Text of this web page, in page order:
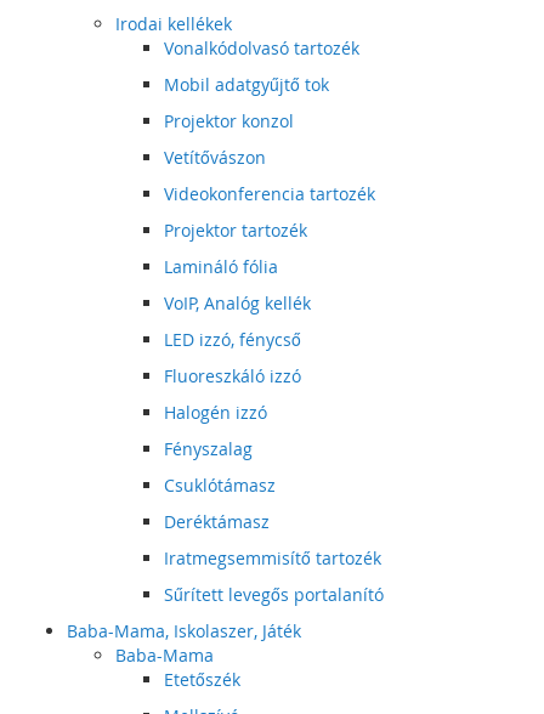
Irodai kellékek
Vonalkódolvasó tartozék
Mobil adatgyűjtő tok
Projektor konzol
Vetítővászon
Videokonferencia tartozék
Projektor tartozék
Lamináló fólia
VoIP, Analóg kellék
LED izzó, fénycső
Fluoreszkáló izzó
Halogén izzó
Fényszalag
Csuklótámasz
Deréktámasz
Iratmegsemmisítő tartozék
Sűrített levegős portalanító
Baba-Mama, Iskolaszer, Játék
Baba-Mama
Etetőszék